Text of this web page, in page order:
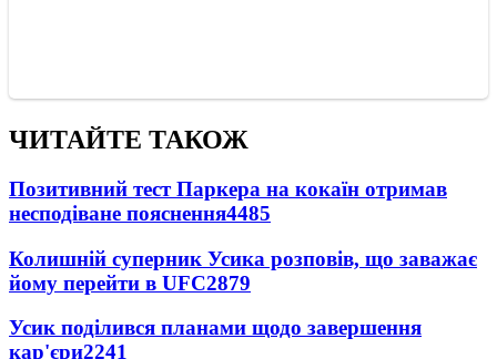
ЧИТАЙТЕ ТАКОЖ
Позитивний тест Паркера на кокаїн отримав
несподіване пояснення4485
Колишній суперник Усика розповів, що заважає
йому перейти в UFC2879
Усик поділився планами щодо завершення
кар'єри2241